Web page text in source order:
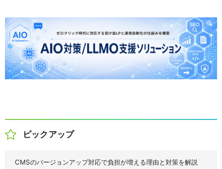
ピックアップ
CMSのバージョンアップ対応で負担が増える理由と対策を解説